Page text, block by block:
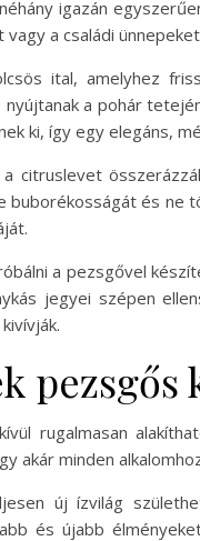
igazán
a családi
ital, amelyhez
a pohár
ki, így egy elegáns,
és
a pezsgővel
jegyei szépen
pezsgős
rugalmasan
akár minden
új ízvilág
és újabb